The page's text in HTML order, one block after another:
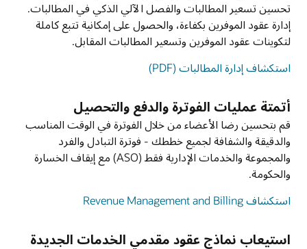
تحسين تسعير المطالبات والفصل الآلي الذكي في المطالبات.
إدارة عقود الموفرين بكفاءة، والحصول على إمكانية تتبع كاملة
لتكوينات عقود الموفرين وتسعير المطالبات المقابل.
استكشاف إدارة المطالبات (PDF)
أتمتة عمليات الفوترة والدفع والتحصيل
قم بتحسين رضا الأعضاء من خلال الفوترة في الوقت المناسب
والدقيقة والشفافة لجميع خططك - فوترة التبادل والفرد
والمجموعة والخدمات الإدارية فقط (ASO) مع إيقاف الخسارة
والحكومة.
استكشاف Revenue Management and Billing
استيعاب نماذج عقود مقدمي الخدمات الجديدة